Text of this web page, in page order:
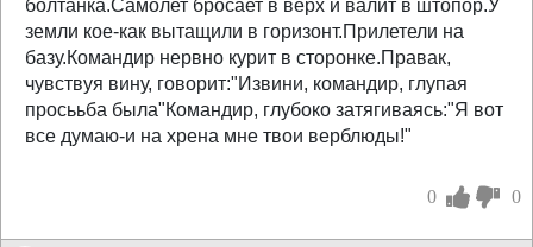
болтанка.Самолет бросает в верх и валит в штопор.У
земли кое-как вытащили в горизонт.Прилетели на
базу.Командир нервно курит в сторонке.Правак,
чувствуя вину, говорит:"Извини, командир, глупая
просььба была"Командир, глубоко затягиваясь:"Я вот
все думаю-и на хрена мне твои верблюды!"
0 0